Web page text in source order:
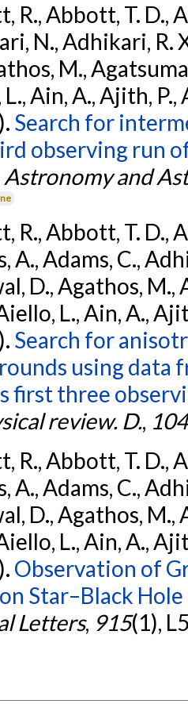
R., Abbott, T. D.,
N., Adhikari, R.
M.,
Ain, A., Ajith, P.,
Search for
observing run
Astronomy and
R., Abbott, T. D.,
A., Adams, C.,
D., Agathos, M.,
L., Ain, A.,
Search for
using data
first three
review. D., 104
R., Abbott, T. D.,
A., Adams, C.,
D., Agathos, M.,
L., Ain, A.,
Observation of
Star–Black Hole
Letters, 915(1),